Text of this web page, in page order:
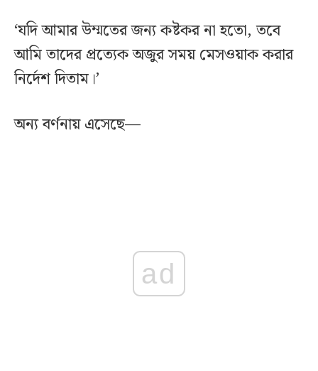
‘যদি আমার উম্মতের জন্য কষ্টকর না হতো, তবে
আমি তাদের প্রত্যেক অজুর সময় মেসওয়াক করার
নির্দেশ দিতাম।’
অন্য বর্ণনায় এসেছে—
ad